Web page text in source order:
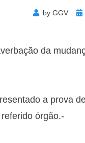
by GGV
da
a prova
órgão.-